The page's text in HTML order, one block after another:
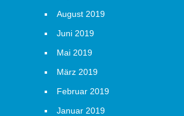
August 2019
Juni 2019
Mai 2019
März 2019
Februar 2019
Januar 2019